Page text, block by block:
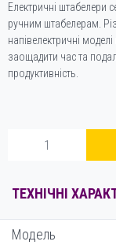
Електричні штабелери
ручним штабелерам.
напівелектричні
заощадити час та
продуктивність.
електричний
Staxx
WS15S-
ei-
3000
ТЕХНІЧНІ
Модель